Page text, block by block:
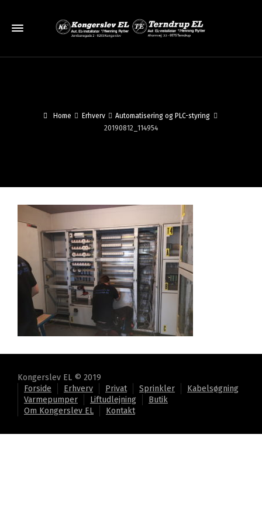
Home Erhverv
Automatisering og PLC-styring
20190812_114954
Kongerslev EL © 2019
Forside
Erhverv Privat Sprinkler
Kabelsøgning
Varmepumper
Liftudlejning
Butik
Om Kongerslev EL
Kontakt